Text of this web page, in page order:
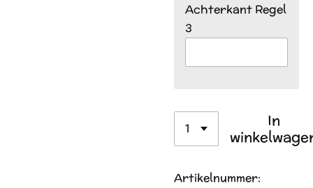
Achterkant Regel
3
In
Artikelnummer: